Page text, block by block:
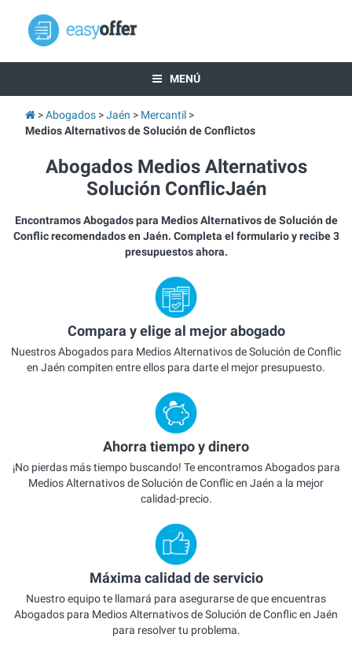
MENÚ
Abogados Jaén
Mercantil
Medios Alternativos de Solución de Conflictos
Abogados Medios Alternativos
Solución ConflicJaén
Encontramos Abogados para Medios Alternativos de Solución de
Conflic recomendados en Jaén. Completa el formulario y recibe 3
presupuestos ahora.
Compara y elige al mejor abogado
Nuestros Abogados para Medios Alternativos de Solución de Conflic
en Jaén compiten entre ellos para darte el mejor presupuesto.
Ahorra tiempo y dinero
¡No pierdas más tiempo buscando! Te encontramos Abogados para
Medios Alternativos de Solución de Conflic en Jaén a la mejor
calidad-precio.
Máxima calidad de servicio
Nuestro equipo te llamará para asegurarse de que encuentras
Abogados para Medios Alternativos de Solución de Conflic en Jaén
para resolver tu problema.